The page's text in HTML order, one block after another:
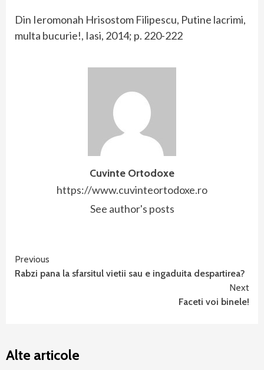
Din Ieromonah Hrisostom Filipescu, Putine lacrimi,
multa bucurie!, Iasi, 2014; p. 220-222
Cuvinte Ortodoxe
https://www.cuvinteortodoxe.ro
See author's posts
Continue
Reading
Previous
Rabzi pana la sfarsitul vietii sau e ingaduita despartirea?
Next
Faceti voi binele!
Alte articole